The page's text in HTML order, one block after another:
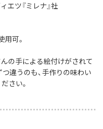
ツ『ミレナ』社
可。
の手による絵付けがされて
違うのも、手作りの味わい
さい。